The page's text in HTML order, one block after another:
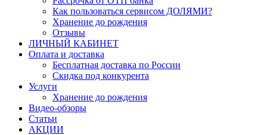
Как пользоваться сервисом ДОЛЯМИ?
Хранение до рождения
Отзывы
ЛИЧНЫЙ КАБИНЕТ
Оплата и доставка
Бесплатная доставка по России
Скидка под конкурента
Услуги
Хранение до рождения
Видео-обзоры
Статьи
АКЦИИ